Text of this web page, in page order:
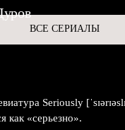
ВСЕ СЕРИАЛЫ
Seriously
как «серьезно».